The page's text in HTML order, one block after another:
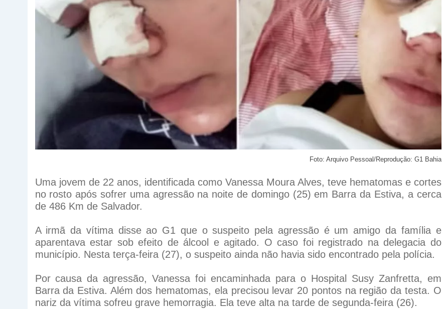
Foto: Arquivo Pessoal/Reprodução: G1 Bahia
Uma jovem de 22 anos, identificada como Vanessa Moura Alves, teve hematomas e cortes
no rosto após sofrer uma agressão na noite de domingo (25) em Barra da Estiva, a cerca
de 486 Km de Salvador.
A irmã da vítima disse ao G1 que o suspeito pela agressão é um amigo da família e
aparentava estar sob efeito de álcool e agitado. O caso foi registrado na delegacia do
município. Nesta terça-feira (27), o suspeito ainda não havia sido encontrado pela polícia.
Por causa da agressão, Vanessa foi encaminhada para o Hospital Susy Zanfretta, em
Barra da Estiva. Além dos hematomas, ela precisou levar 20 pontos na região da testa. O
nariz da vítima sofreu grave hemorragia. Ela teve alta na tarde de segunda-feira (26).